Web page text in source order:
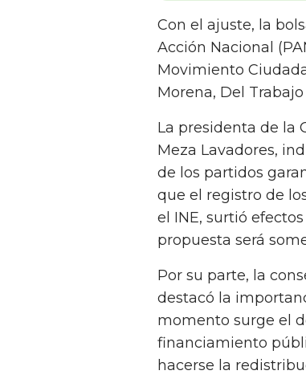
Con el ajuste, la
Acción Nacional
Movimiento
Morena, Del
La presidenta de la
Meza Lavadores,
de los partidos
que el registro de
el INE, surtió
propuesta será
Por su parte, la
destacó la
momento surge el
financiamiento
hacerse la